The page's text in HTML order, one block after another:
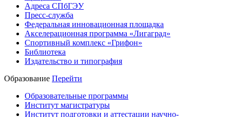
Адреса СПбГЭУ
Пресс-служба
Федеральная инновационная площадка
Акселерационная программа «Лигаград»­­
Спортивный комплекс «Грифон»
Библиотека
Издательство и типография
Образование Перейти
Образовательные программы
Институт магистратуры
Институт подготовки и аттестации научно-